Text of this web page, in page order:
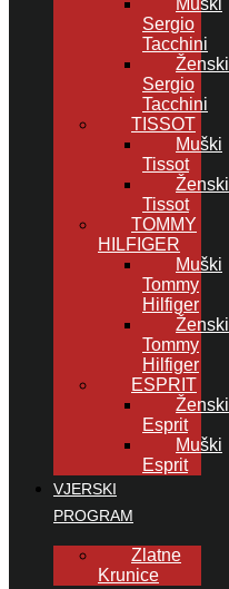
Muški
Sergio
Tacchini
Ženski
Sergio
Tacchini
TISSOT
Muški
Tissot
Ženski
Tissot
TOMMY
HILFIGER
Muški
Tommy
Hilfiger
Ženski
Tommy
Hilfiger
ESPRIT
Ženski
Esprit
Muški
Esprit
VJERSKI
PROGRAM
Zlatne
Krunice